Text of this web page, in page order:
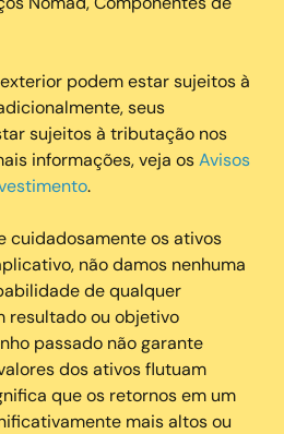
podem estar sujeitos à
seus
sujeitos à tributação nos
informações, veja osAvisos
.
cuidadosamente os ativos
não damos nenhuma
de qualquer
resultado ou objetivo
passado não garante
dos ativos flutuam
que os retornos em um
mais altos ou